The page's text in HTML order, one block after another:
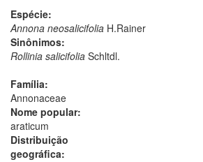
Espécie:
Annona neosalicifolia H.Rainer
Sinônimos:
Rollinia salicifolia Schltdl.
Família:
Annonaceae
Nome popular:
araticum
Distribuição
geográfica: